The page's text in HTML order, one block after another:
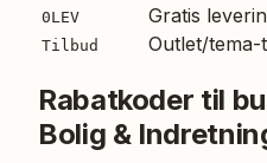
0LEV Gratis
Tilbud Outlet/tema-
Rabatkoder til
Bolig &